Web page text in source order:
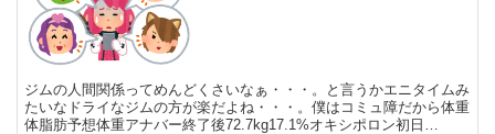
ジムの人間関係ってめんどくさいなぁ・・・。と言うかエニタイムみ
たいなドライなジムの方が楽だよね・・・。僕はコミュ障だから体重
体脂肪予想体重アナバー終了後72.7kg17.1%オキシポロン初日